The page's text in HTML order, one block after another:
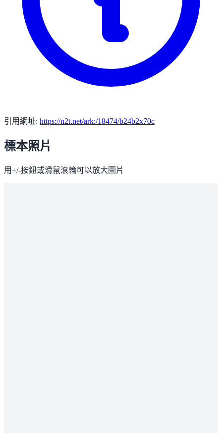
引用網址: https://n2t.net/ark:/18474/b24b2x70c
標本照片
用+/-按鈕或滑鼠滾輪可以放大圖片